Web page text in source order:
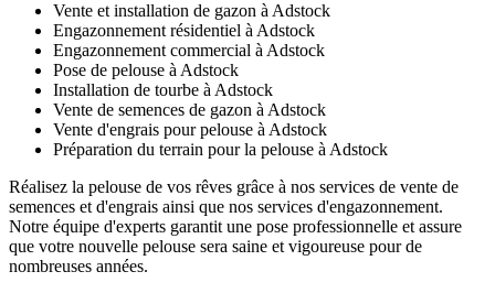
Vente et installation de gazon à Adstock
Engazonnement résidentiel à Adstock
Engazonnement commercial à Adstock
Pose de pelouse à Adstock
Installation de tourbe à Adstock
Vente de semences de gazon à Adstock
Vente d'engrais pour pelouse à Adstock
Préparation du terrain pour la pelouse à Adstock
Réalisez la pelouse de vos rêves grâce à nos services de vente de
semences et d'engrais ainsi que nos services d'engazonnement.
Notre équipe d'experts garantit une pose professionnelle et assure
que votre nouvelle pelouse sera saine et vigoureuse pour de
nombreuses années.